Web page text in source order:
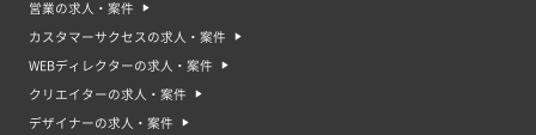
営業の求人・案件
カスタマーサクセスの求人・案件
WEBディレクターの求人・案件
クリエイターの求人・案件
デザイナーの求人・案件